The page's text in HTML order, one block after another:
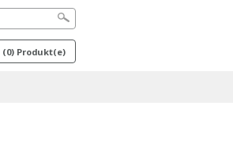
(0) Produkt(e)